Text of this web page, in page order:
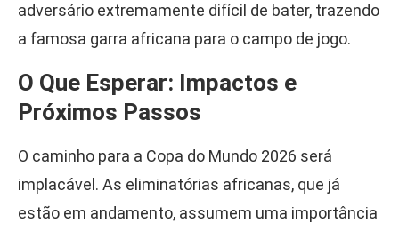
adversário extremamente difícil de bater, trazendo
a famosa garra africana para o campo de jogo.
O Que Esperar: Impactos e
Próximos Passos
O caminho para a Copa do Mundo 2026 será
implacável. As eliminatórias africanas, que já
estão em andamento, assumem uma importância